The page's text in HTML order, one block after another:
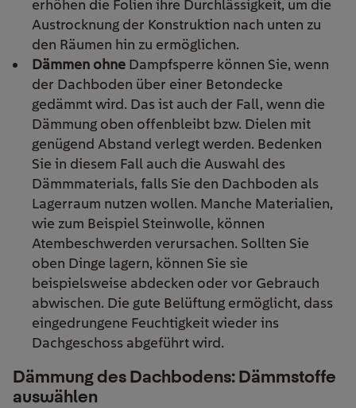
erhöhen die Folien ihre Durchlässigkeit, um die
Austrocknung der Konstruktion nach unten zu
den Räumen hin zu ermöglichen.
Dämmen ohne Dampfsperre können Sie, wenn
der Dachboden über einer Betondecke
gedämmt wird. Das ist auch der Fall, wenn die
Dämmung oben offenbleibt bzw. Dielen mit
genügend Abstand verlegt werden. Bedenken
Sie in diesem Fall auch die Auswahl des
Dämmmaterials, falls Sie den Dachboden als
Lagerraum nutzen wollen. Manche Materialien,
wie zum Beispiel Steinwolle, können
Atembeschwerden verursachen. Sollten Sie
oben Dinge lagern, können Sie sie
beispielsweise abdecken oder vor Gebrauch
abwischen. Die gute Belüftung ermöglicht, dass
eingedrungene Feuchtigkeit wieder ins
Dachgeschoss abgeführt wird.
Dämmung des Dachbodens: Dämmstoffe
auswählen